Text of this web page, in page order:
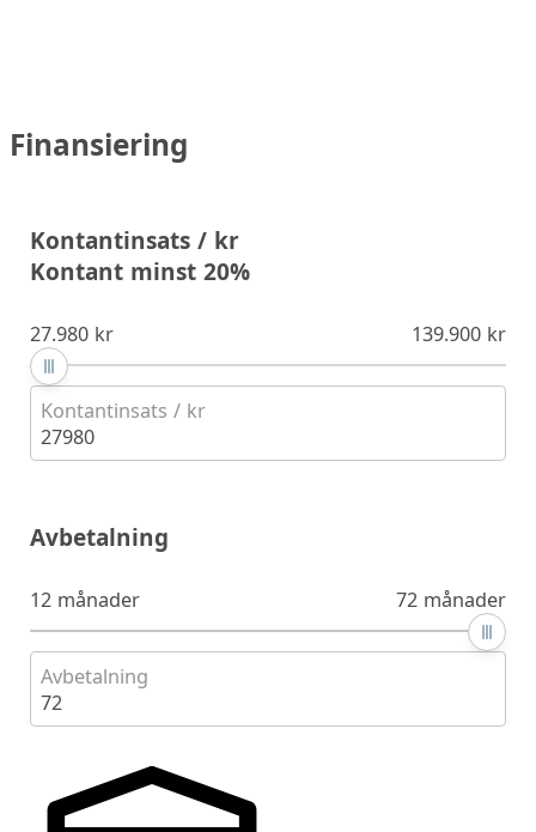
Finansiering
Kontantinsats / kr
Kontant minst 20%
27.980 kr 139.900 kr
Kontantinsats / kr
27980
Avbetalning
12 månader 72 månader
Avbetalning
72